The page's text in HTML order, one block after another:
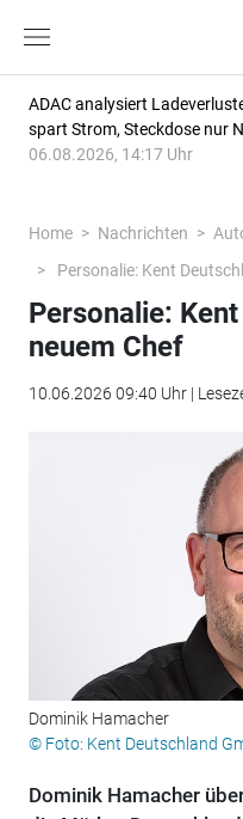
ADAC analysiert
spart Strom, Steckdose nur
06.08.2026, 14:17 Uhr
Home Nachrichten
Personalie: Kent
Personalie:
neuem Chef
10.06.2026 09:40 Uhr |
Dominik Hamacher
© Foto: Kent Deutschland
Dominik Hamacher